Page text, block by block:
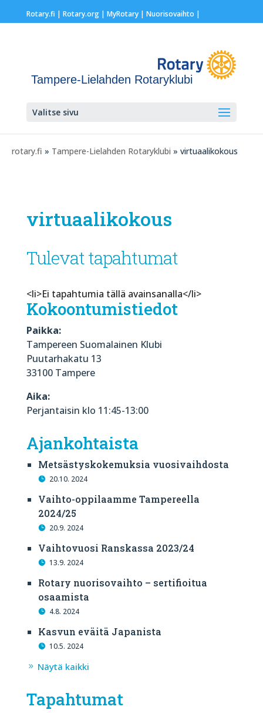
Rotary.fi | Rotary.org| MyRotary | Nuorisovaihto |
Tampere-Lielahden Rotaryklubi
Valitse sivu
rotary.fi » Tampere-Lielahden Rotaryklubi » virtuaalikokous
virtuaalikokous
Tulevat tapahtumat
<li>Ei tapahtumia tällä avainsanalla</li>
Kokoontumistiedot
Paikka:
Tampereen Suomalainen Klubi
Puutarhakatu 13
33100 Tampere
Aika:
Perjantaisin klo 11:45-13:00
Ajankohtaista
Metsästyskokemuksia vuosivaihdosta
20.10. 2024
Vaihto-oppilaamme Tampereella
2024/25
20.9. 2024
Vaihtovuosi Ranskassa 2023/24
13.9. 2024
Rotary nuorisovaihto – sertifioitua
osaamista
4.8. 2024
Kasvun eväitä Japanista
10.5. 2024
Näytä kaikki
Tapahtumat